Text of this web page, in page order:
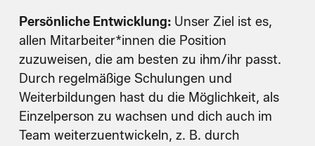
Persönliche Entwicklung: Unser Ziel ist es,
allen Mitarbeiter*innen die Position
zuzuweisen, die am besten zu ihm/ihr passt.
Durch regelmäßige Schulungen und
Weiterbildungen hast du die Möglichkeit, als
Einzelperson zu wachsen und dich auch im
Team weiterzuentwickeln, z. B. durch